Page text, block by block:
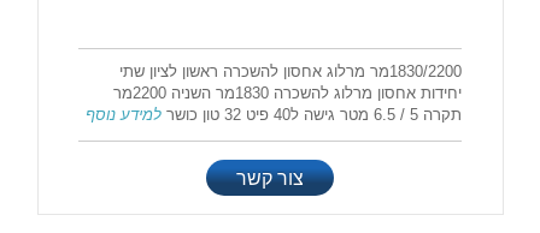
1830/2200מר מרלוג אחסון להשכרה ראשון לציון שתי
יחידות אחסון מרלוג להשכרה 1830מר השניה 2200מר
תקרה 5 / 6.5 מטר גישה ל40 פיט 32 טון כושר
למידע נוסף
צור קשר